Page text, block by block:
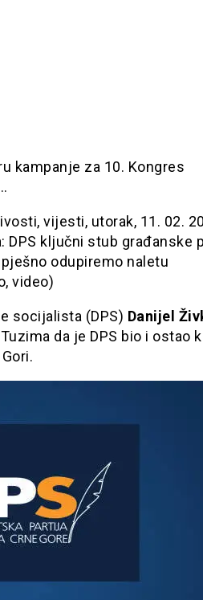
kampanje za 10. Kongres
vijesti, utorak, 11. 02.
DPS ključni stub građanske
odupiremo naletu
video)
socijalista (DPS) Danijel
da je DPS bio i ostao